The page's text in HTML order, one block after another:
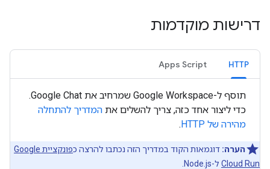
דרישות מוקדמות
HTTP
Apps Script
תוסף ל-Google Workspace שמרחיב את Google Chat.
כדי ליצור אחד כזה, צריך להשלים את המדריך להתחלה
מהירה של HTTP
.
הערה: דוגמאות הקוד במדריך הזה נכתבו להרצה כ
פונקציית Google
Cloud Run ל-Node.js.